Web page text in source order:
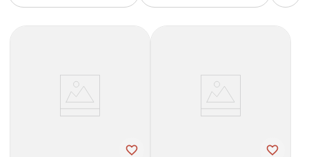
5. cerave
roche posay